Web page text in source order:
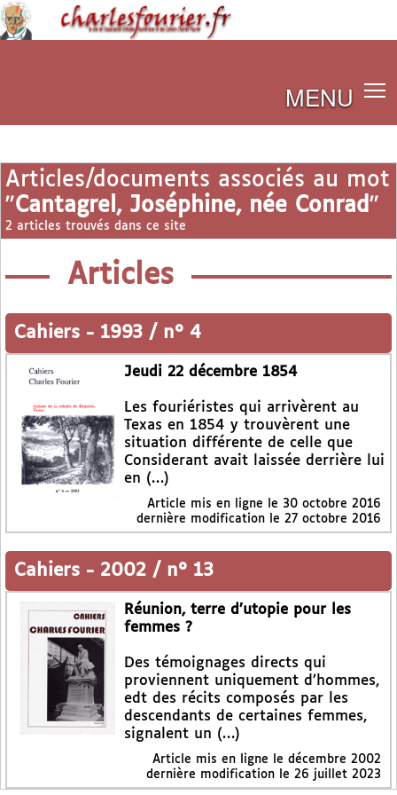
MENU
Articles/documents associés au mot
"Cantagrel, Joséphine, née Conrad "
2 articles trouvés dans ce site
Articles
Cahiers - 1993 / n° 4
Jeudi 22 décembre 1854
Les fouriéristes qui arrivèrent au
Texas en 1854 y trouvèrent une
situation différente de celle que
Considerant avait laissée derrière lui
en (…)
Article mis en ligne le 30 octobre 2016
dernière modification le 27 octobre 2016
Cahiers - 2002 / n° 13
Réunion, terre d’utopie pour les
femmes ?
Des témoignages directs qui
proviennent uniquement d’hommes,
edt des récits composés par les
descendants de certaines femmes,
signalent un (…)
Article mis en ligne le décembre 2002
dernière modification le 26 juillet 2023